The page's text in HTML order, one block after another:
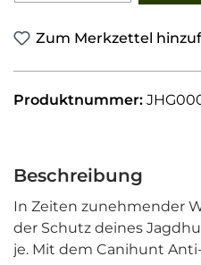
Zum Merkzettel
Produktnummer:
Beschreibung
In Zeiten zunehmender
der Schutz deines
je. Mit dem Canihunt